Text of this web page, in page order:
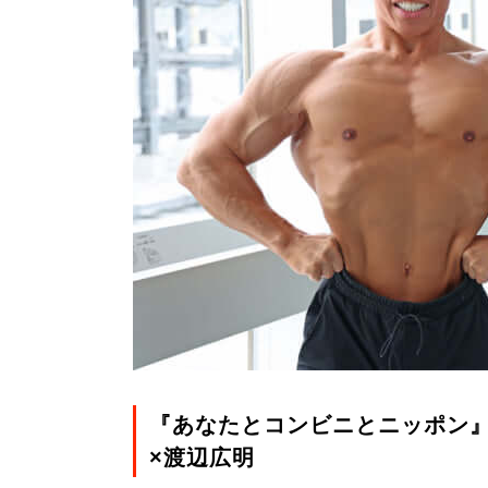
『あなたとコンビニとニッポン
×渡辺広明